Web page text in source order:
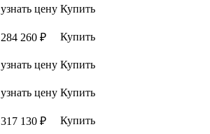
узнать цену Купить
284 260 ₽
Купить
узнать цену Купить
узнать цену Купить
317 130 ₽
Купить